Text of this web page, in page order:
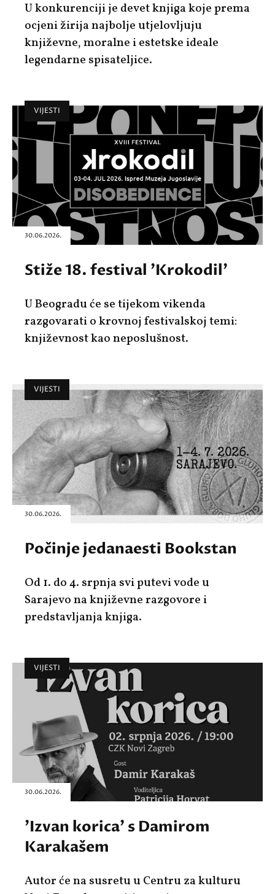
U konkurenciji je devet knjiga koje prema
ocjeni žirija najbolje utjelovljuju
književne, moralne i estetske ideale
legendarne spisateljice.
VIJESTI
30.06.2026.
Stiže 18. festival 'Krokodil'
U Beogradu će se tijekom vikenda
razgovarati o krovnoj festivalskoj temi:
književnost kao neposlušnost.
VIJESTI
30.06.2026.
Počinje jedanaesti Bookstan
Od 1. do 4. srpnja svi putevi vode u
Sarajevo na književne razgovore i
predstavljanja knjiga.
VIJESTI
30.06.2026.
'Izvan korica' s Damirom
Karakašem
Autor će na susretu u Centru za kulturu